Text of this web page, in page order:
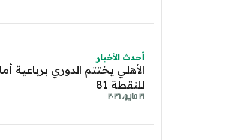
أحدث الأخبار
الأهلي يختتم الدوري برباعية
للنقطة 81
٢١ مايو، ٢٠٢٦